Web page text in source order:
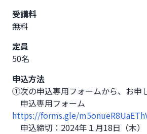
受講料
無料
定員
50名
申込方法
①次の申込専用フォームから、お申
申込専用フォーム
https://forms.gle/
申込締切：2024年１月18日（木）